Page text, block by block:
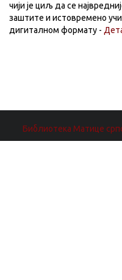
чији је циљ да се
заштите и истовремено
дигиталном формату -
Библиотека Матице